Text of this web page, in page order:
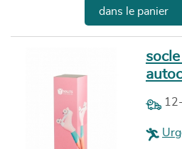
dans le panier